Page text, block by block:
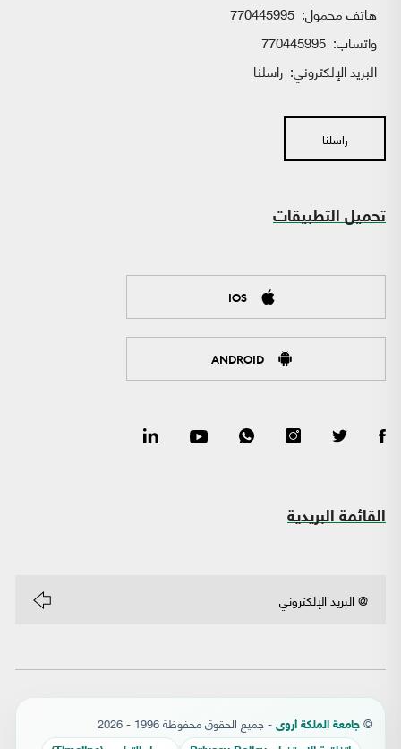
هاتف محمول: 770445995
واتساب:
البريد الإلكتروني: راسلنا
راسلنا
تحميل التطبيقات
IOS
ANDROID
القائمة البريدية
© جامعة الملكة أروى - جميع الحقوق محفوظة 1996 - 2026